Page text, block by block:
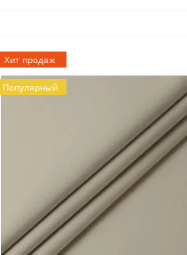
Хит продаж
Популярный